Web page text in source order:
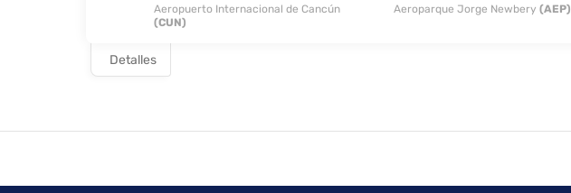
complejo turístico incluyen zona para conferencias y salas de reuniones. Hay un
Aeropuerto Internacional de Cancún
(CUN)
Aeroparque Jorge Newbery (AEP)
Detalles